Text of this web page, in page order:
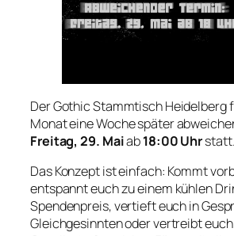
Der Gothic Stammtisch Heidelberg
Monat eine Woche später
Freitag, 29. Maiab18:00 Uhrstatt.
Das Konzept ist einfach: Kommt
entspannt euch zu einem kühlen
Spendenpreis, vertieft euch in
Gleichgesinnten oder vertreibt